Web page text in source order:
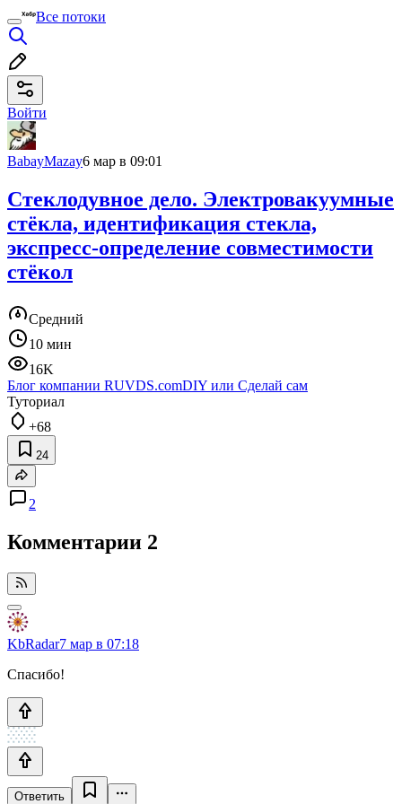
Все потоки
Войти
BabayMazay6 мар в 09:01
Стеклодувное дело. Электровакуумные
стёкла, идентификация стекла,
экспресс-определение совместимости
стёкол
Средний
10 мин
16K
Блог компании RUVDS.comDIY или Сделай сам
Туториал
+68
24
2
Комментарии 2
KbRadar7 мар в 07:18
Спасибо!
Ответить